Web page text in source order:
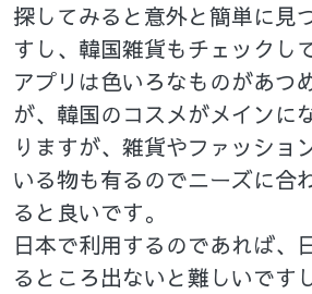
探してみると意外と簡単に見
すし、韓国雑貨もチェックし
アプリは色いろなものがあつ
が、韓国のコスメがメインに
りますが、雑貨やファッショ
いる物も有るのでニーズに合
ると良いです。
日本で利用するのであれば、
るところ出ないと難しいです